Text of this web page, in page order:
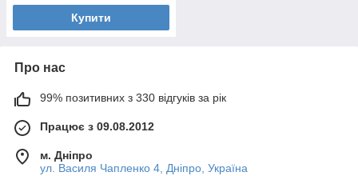
Купити
Про нас
99% позитивних з 330 відгуків за рік
Працює з 09.08.2012
м. Дніпро
ул. Василя Чапленко 4, Дніпро, Україна